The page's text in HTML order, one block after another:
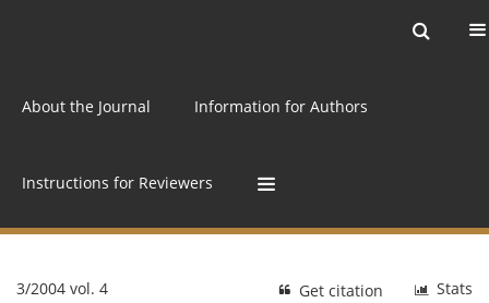
About the Journal Information for Authors
Instructions for Reviewers
3/2004 vol. 4 Stats
Get citation